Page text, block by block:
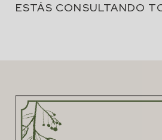
ESTÁS CONSULTANDO